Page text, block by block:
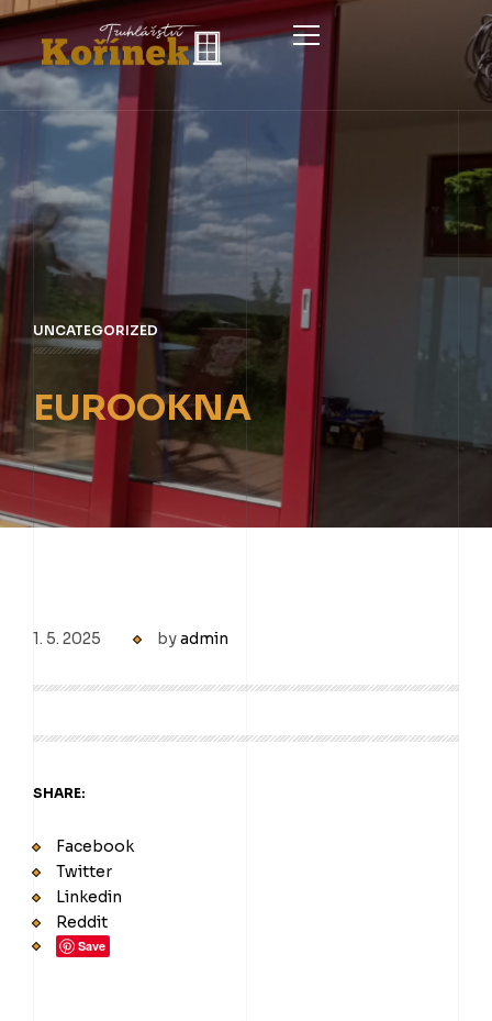
DOMŮ
OKNA A DVEŘE
EUROOKNA SOFTLINE
EURODVEŘE SOFTLINE
ŠPALETOVÁ A KASTLOVÁ OKNA
INTERIÉROVÉ DVEŘE
TRUHLÁŘSKÉ DOPLŇKY
SCHODY A SCHODIŠTĚ
SERVIS A PÉČE
INTERIÉROVÉ STÍNĚNÍ
NEZÁVAZNÁ POPTÁVKA
KONTAKT
UNCATEGORIZED
EUROOKNA
1. 5. 2025 byadmin
SHARE:
Facebook
Twitter
Linkedin
Reddit
Save